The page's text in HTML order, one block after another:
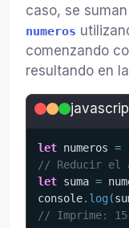
caso, se
numeros
comenzando
resultando en
let numeros =
// Reducir el
let suma =
console. log (
// Imprime: 15